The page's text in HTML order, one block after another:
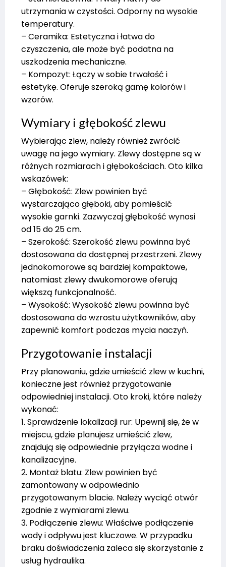
utrzymania w czystości. Odporny na wysokie
temperatury.
– Ceramika: Estetyczna i łatwa do
czyszczenia, ale może być podatna na
uszkodzenia mechaniczne.
– Kompozyt: Łączy w sobie trwałość i
estetykę. Oferuje szeroką gamę kolorów i
wzorów.
Wymiary i głębokość zlewu
Wybierając zlew, należy również zwrócić
uwagę na jego wymiary. Zlewy dostępne są w
różnych rozmiarach i głębokościach. Oto kilka
wskazówek:
– Głębokość: Zlew powinien być
wystarczająco głęboki, aby pomieścić
wysokie garnki. Zazwyczaj głębokość wynosi
od 15 do 25 cm.
– Szerokość: Szerokość zlewu powinna być
dostosowana do dostępnej przestrzeni. Zlewy
jednokomorowe są bardziej kompaktowe,
natomiast zlewy dwukomorowe oferują
większą funkcjonalność.
– Wysokość: Wysokość zlewu powinna być
dostosowana do wzrostu użytkowników, aby
zapewnić komfort podczas mycia naczyń.
Przygotowanie instalacji
Przy planowaniu, gdzie umieścić zlew w kuchni,
konieczne jest również przygotowanie
odpowiedniej instalacji. Oto kroki, które należy
wykonać:
1. Sprawdzenie lokalizacji rur: Upewnij się, że w
miejscu, gdzie planujesz umieścić zlew,
znajdują się odpowiednie przyłącza wodne i
kanalizacyjne.
2. Montaż blatu: Zlew powinien być
zamontowany w odpowiednio
przygotowanym blacie. Należy wyciąć otwór
zgodnie z wymiarami zlewu.
3. Podłączenie zlewu: Właściwe podłączenie
wody i odpływu jest kluczowe. W przypadku
braku doświadczenia zaleca się skorzystanie z
usług hydraulika.